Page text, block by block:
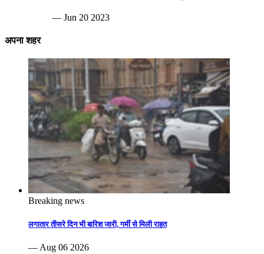
— Jun 20 2023
अपना शहर
Breaking news
लगातार तीसरे दिन भी बारिश जारी, गर्मी से मिली राहत
— Aug 06 2026